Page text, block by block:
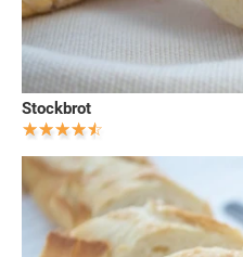
Stockbrot